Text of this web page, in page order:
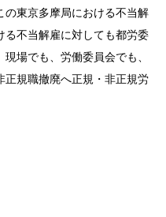
の東京多摩局における不当解
る不当解雇に対しても都労委
場でも、労働委員会でも、
正規職撤廃へ正規・非正規労